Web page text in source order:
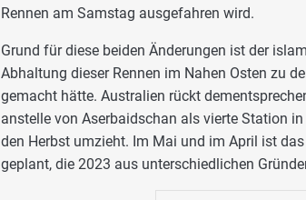
Rennen am Samstag ausgefahren wird.
Grund für diese beiden Änderungen ist der
Abhaltung dieser Rennen im Nahen Osten zu
gemacht hätte. Australien rückt
anstelle von Aserbaidschan als vierte Station
den Herbst umzieht. Im Mai und im April ist
geplant, die 2023 aus unterschiedlichen